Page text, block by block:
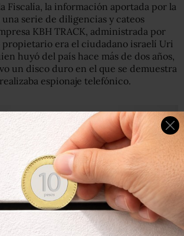
Fiscalía, la información aportada por la
serie de diligencias y cateos
KBH TRACK, administrada por
propietario era el ciudadano israelí Uri
huyó del país hace más de dos años,
un disco duro en el que se demuestra
espionaje telefónico.